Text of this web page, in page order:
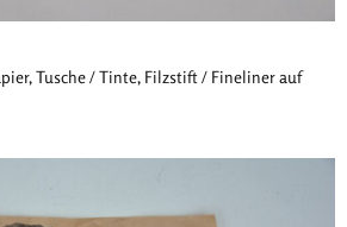
Tusche / Tinte, Filzstift / Fineliner auf